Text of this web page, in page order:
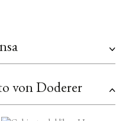
von Doderer